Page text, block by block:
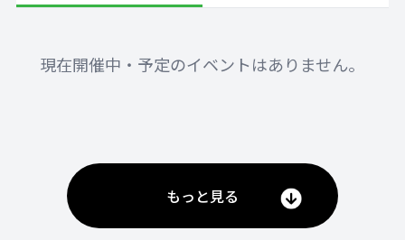
現在開催中・予定のイベントはありません。
もっと見る